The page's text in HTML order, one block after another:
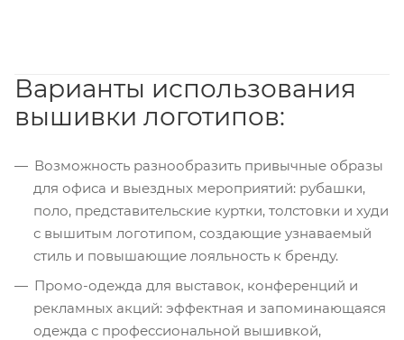
Варианты использования
вышивки логотипов:
Возможность разнообразить привычные образы
для офиса и выездных мероприятий: рубашки,
поло, представительские куртки, толстовки и худи
с вышитым логотипом, создающие узнаваемый
стиль и повышающие лояльность к бренду.
Промо-одежда для выставок, конференций и
рекламных акций: эффектная и запоминающаяся
одежда с профессиональной вышивкой,